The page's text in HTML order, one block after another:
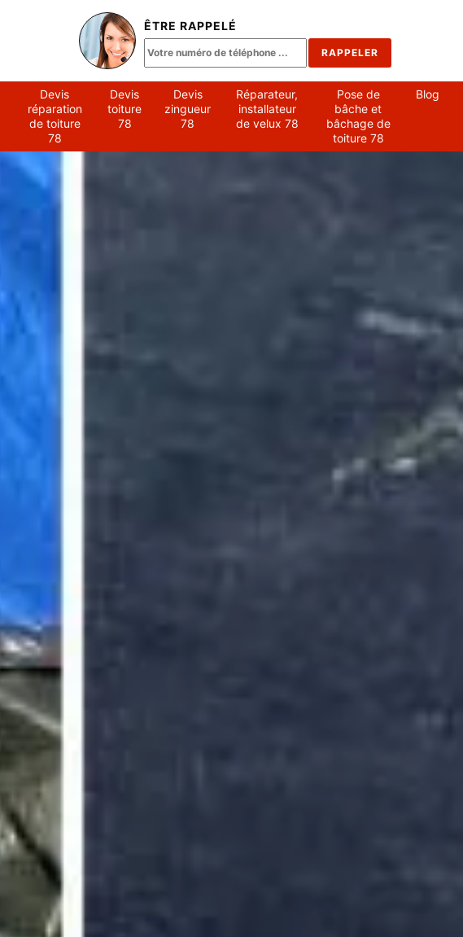
ÊTRE RAPPELÉ
Devis
réparation
de toiture
78
Devis
toiture
78
Devis
zingueur
78
Réparateur,
installateur
de velux 78
Pose de
bâche et
bâchage de
toiture 78
Blog